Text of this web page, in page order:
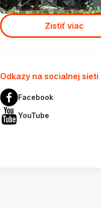
Zistiť viac
Odkazy na socialnej sieti
Facebook
YouTube